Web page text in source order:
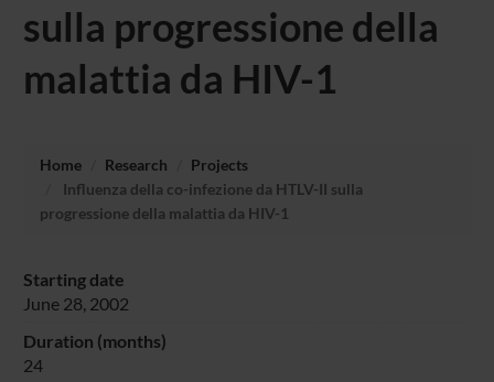
sulla progressione della
malattia da HIV-1
Home Research
Projects
Influenza della co-infezione da HTLV-II sulla
progressione della malattia da HIV-1
Starting date
June 28, 2002
Duration (months)
24